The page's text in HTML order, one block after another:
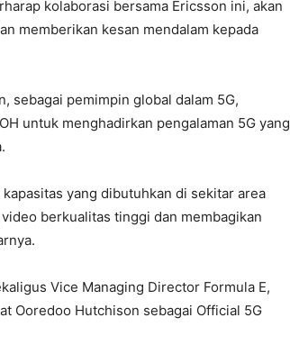
kolaborasi bersama Ericsson ini, akan
memberikan kesan mendalam kepada
sebagai pemimpin global dalam 5G,
untuk menghadirkan pengalaman 5G yang
yang dibutuhkan di sekitar area
berkualitas tinggi dan membagikan
Vice Managing Director Formula E,
Ooredoo Hutchison sebagai Official 5G